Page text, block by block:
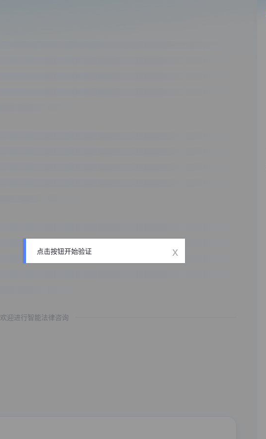
欢迎进行智能法律咨询
点击按钮开始验证 x